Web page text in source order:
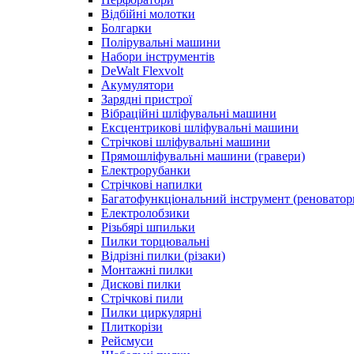
Відбійні молотки
Болгарки
Полірувальні машини
Набори інструментів
DeWalt Flexvolt
Акумулятори
Зарядні пристрої
Вібраційні шліфувальні машини
Ексцентрикові шліфувальні машини
Стрічкові шліфувальні машини
Прямошліфувальні машини (гравери)
Електрорубанки
Стрічкові напилки
Багатофункціональний інструмент
Електролобзики
Різьбярі шпильки
Пилки торцювальні
Відрізні пилки (різаки)
Монтажні пилки
Дискові пилки
Стрічкові пили
Пилки циркулярні
Плиткорізи
Рейсмуси